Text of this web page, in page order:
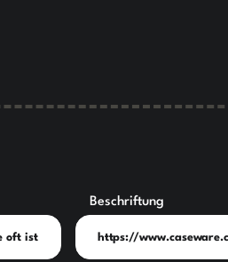
Beschriftung